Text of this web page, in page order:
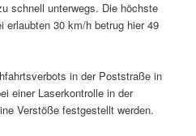
schnell unterwegs. Die höchste
erlaubten 30 km/h betrug hier 49
in der Poststraße in
einer Laserkontrolle in der
Verstöße festgestellt werden.